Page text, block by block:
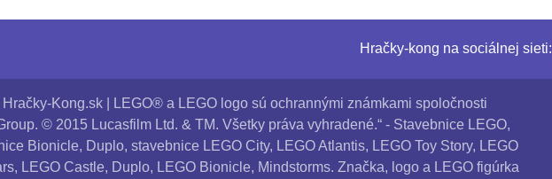
Hračky-kong na sociálnej sieti:
Kong.sk | LEGO® a LEGO logo sú ochrannými známkami spoločnosti
© 2015 Lucasfilm Ltd. & TM. Všetky práva vyhradené.“ - Stavebnice LEGO,
Bionicle, Duplo, stavebnice LEGO City, LEGO Atlantis, LEGO Toy Story, LEGO
LEGO Castle, Duplo, LEGO Bionicle, Mindstorms. Značka, logo a LEGO figúrka